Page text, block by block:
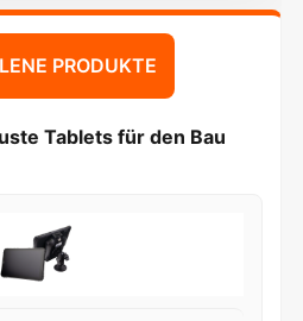
PRODUKTE
Tablets für den Bau